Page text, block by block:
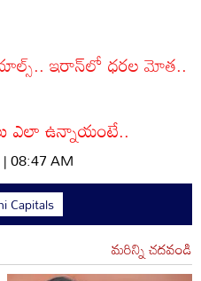
రియాల్స్.. ఇరాన్‌లో ధరల మోత..
ఎలా ఉన్నాయంటే..
08:47 AM
Capitals
మరిన్ని చదవండి